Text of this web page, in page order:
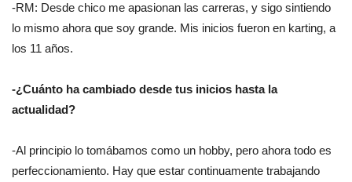
-RM: Desde chico me apasionan las carreras, y sigo sintiendo
lo mismo ahora que soy grande. Mis inicios fueron en karting, a
los 11 años.
-¿Cuánto ha cambiado desde tus inicios hasta la
actualidad?
-Al principio lo tomábamos como un hobby, pero ahora todo es
perfeccionamiento. Hay que estar continuamente trabajando